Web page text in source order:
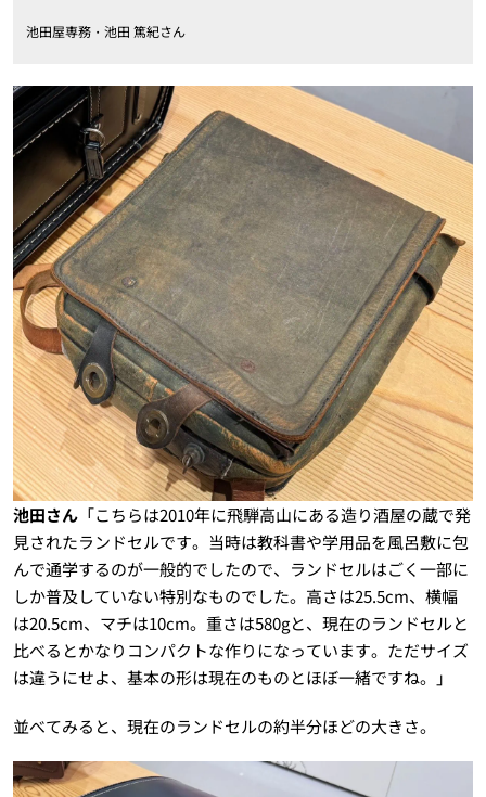
池田屋専務・池田 篤紀さん
池田さん「こちらは2010年に飛騨高山にある造り酒屋の蔵で発
見されたランドセルです。当時は教科書や学用品を風呂敷に包
んで通学するのが一般的でしたので、ランドセルはごく一部に
しか普及していない特別なものでした。高さは25.5cm、横幅
は20.5cm、マチは10cm。重さは580gと、現在のランドセルと
比べるとかなりコンパクトな作りになっています。ただサイズ
は違うにせよ、基本の形は現在のものとほぼ一緒ですね。」
並べてみると、現在のランドセルの約半分ほどの大きさ。